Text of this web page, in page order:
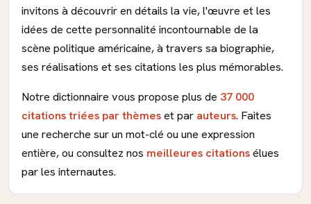
invitons à découvrir en détails la vie, l'œuvre et les
idées de cette personnalité incontournable de la
scène politique américaine, à travers sa biographie,
ses réalisations et ses citations les plus mémorables.
Notre dictionnaire vous propose plus de 37 000
citations triées par thèmeset par auteurs. Faites
une recherche sur un mot-clé ou une expression
entière, ou consultez nos meilleures citationsélues
par les internautes.